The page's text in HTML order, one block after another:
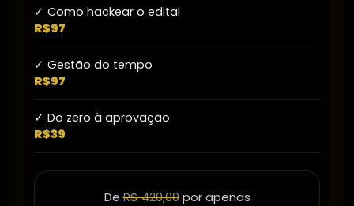
✓ Como hackear o edital
R$97
✓ Gestão do tempo
R$97
✓ Do zero à aprovação
R$39
DeR$ 420,00por apenas